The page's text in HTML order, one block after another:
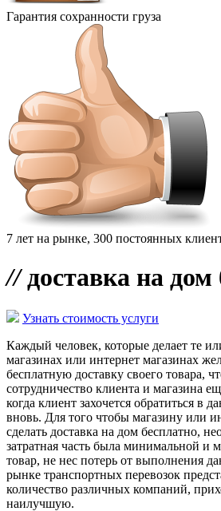
Гарантия сохранности груза
7 лет на рынке, 300 постоянных
//доставка на дом
Узнать стоимость услуги
Каждый человек, которые делает те
магазинах или интернет магазинах
бесплатную доставку своего товара,
сотрудничество клиента и магазина
когда клиент захочется обратиться в
вновь. Для того чтобы магазину или
сделать доставка на дом бесплатно,
затратная часть была минимальной и
товар, не нес потерь от выполнения
рынке транспортных перевозок
количество различных компаний,
наилучшую.